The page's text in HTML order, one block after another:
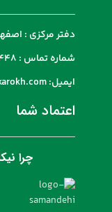
دفتر مرکزی :
شماره تماس : 09190882448 از ساعت 9 الی 16
ایمیل: info@nikarokh.com
اعتماد شما
چرا